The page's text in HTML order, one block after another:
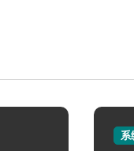
系